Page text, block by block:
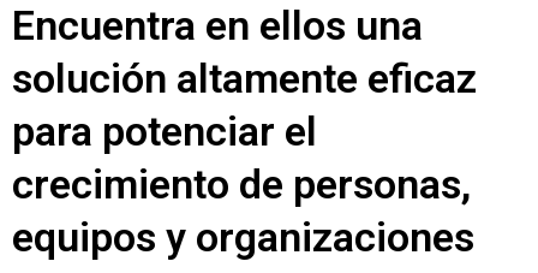
Encuentra en ellos una
solución altamente eficaz
para potenciar el
crecimiento de personas,
equipos y organizaciones